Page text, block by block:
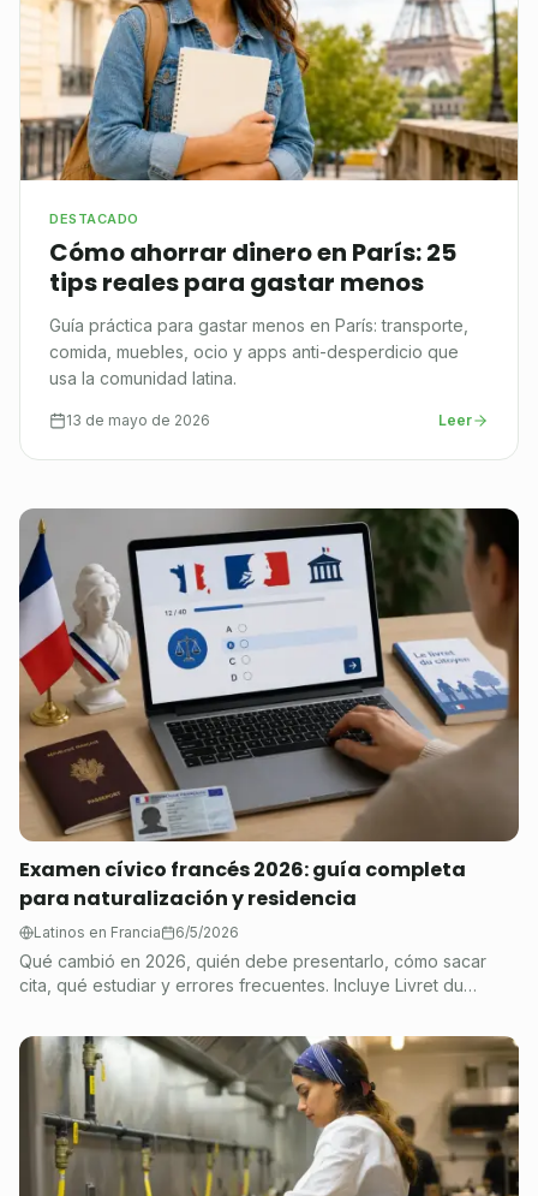
DESTACADO
Cómo ahorrar dinero en París: 25
tips reales para gastar menos
Guía práctica para gastar menos en París: transporte,
comida, muebles, ocio y apps anti-desperdicio que
usa la comunidad latina.
13 de mayo de 2026 Leer
Examen cívico francés 2026: guía completa
para naturalización y residencia
Latinos en Francia 6/5/2026
Qué cambió en 2026, quién debe presentarlo, cómo sacar
cita, qué estudiar y errores frecuentes. Incluye Livret du